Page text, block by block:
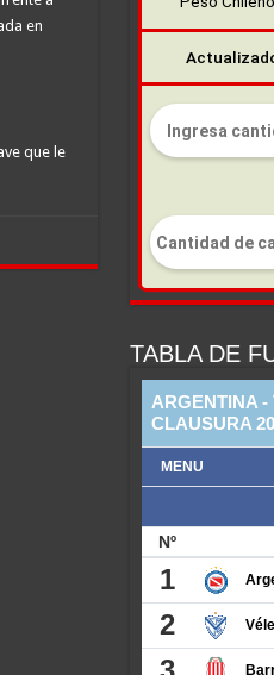
en
que le
TABLA DE